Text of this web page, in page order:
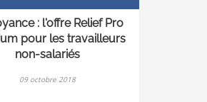
: l'offre Relief Pro
pour les travailleurs
non-salariés
09 octobre 2018